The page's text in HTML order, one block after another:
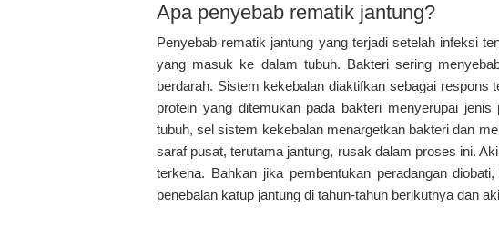
Apa penyebab rematik jantung?
Penyebab rematik jantung yang terjadi setelah infeksi
yang masuk ke dalam tubuh. Bakteri sering
berdarah. Sistem kekebalan diaktifkan sebagai respons
protein yang ditemukan pada bakteri menyerupai
tubuh, sel sistem kekebalan menargetkan bakteri dan
saraf pusat, terutama jantung, rusak dalam proses ini.
terkena. Bahkan jika pembentukan peradangan
penebalan katup jantung di tahun-tahun berikutnya dan